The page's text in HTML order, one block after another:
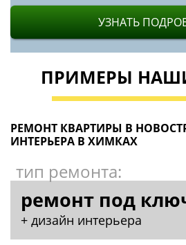
122 кв. м
срок выполнения:
2 недели дизайн проект +
2,5 месяцаремонт
КАЛЬКУЛЯТОР